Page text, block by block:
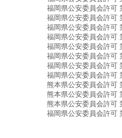
福岡県公安委員会許可
福岡県公安委員会許可
福岡県公安委員会許可
福岡県公安委員会許可
福岡県公安委員会許可
福岡県公安委員会許可
福岡県公安委員会許可
福岡県公安委員会許可
熊本県公安委員会許可
熊本県公安委員会許可
熊本県公安委員会許可
福岡県公安委員会許可